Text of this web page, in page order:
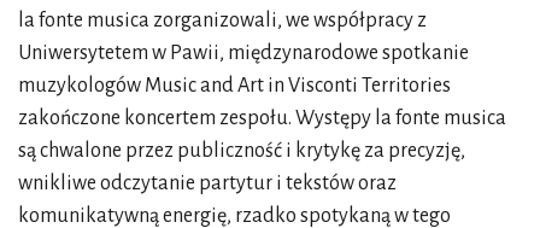
la fonte musica zorganizowali, we współpracy z
Uniwersytetem w Pawii, międzynarodowe spotkanie
muzykologów Music and Art in Visconti Territories
zakończone koncertem zespołu. Występy la fonte musica
są chwalone przez publiczność i krytykę za precyzję,
wnikliwe odczytanie partytur i tekstów oraz
komunikatywną energię, rzadko spotykaną w tego